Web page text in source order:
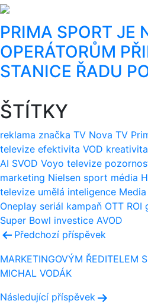
PRIMA SPORT JE
OPERÁTORŮM
STANICE ŘADU
ŠTÍTKY
reklama značka TV Nova TV
televize efektivita VOD kreativita
AI SVOD Voyo televize
marketing Nielsen sport média
televize umělá inteligence
Oneplay seriál kampaň OTT ROI
Super Bowl investice AVOD
Navigace
pro
příspěvek
Předchozí příspěvek
MARKETINGOVÝM ŘEDITELEM
MICHAL VODÁK
Následující příspěvek